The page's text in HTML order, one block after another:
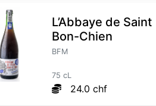
L’Abbaye de Saint
Bon-Chien
BFM
75 cL
24.0 chf